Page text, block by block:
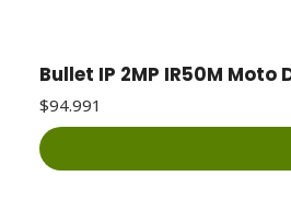
Bullet IP 2MP IR50M Moto
$94.991